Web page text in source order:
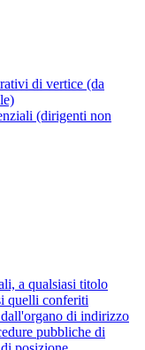
di vertice (da
(dirigenti non
a qualsiasi titolo
quelli conferiti
di indirizzo
pubbliche di